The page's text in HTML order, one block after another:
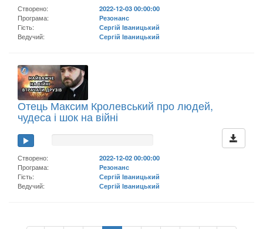
Створено:
2022-12-03 00:00:00
Програма:
Резонанс
Гість:
Сергій Іваницький
Ведучий:
Сергій Іваницький
Отець Максим Кролевський про людей,
чудеса і шок на війні
Створено:
2022-12-02 00:00:00
Програма:
Резонанс
Гість:
Сергій Іваницький
Ведучий:
Сергій Іваницький